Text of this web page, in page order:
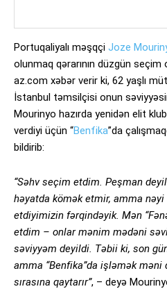
Portuqaliyalı məşqçi Joze
olunmaq qərarının düzgün seçim
az.com xəbər verir ki, 62 yaşlı
İstanbul təmsilçisi onun
Mourinyo hazırda yenidən elit
verdiyi üçün “Benfika”da
bildirib:
“Səhv seçim etdim. Peşman
həyatda kömək etmir, amma
etdiyimizin fərqindəyik. Mən
etdim – onlar mənim mədəni
səviyyəm deyildi. Təbii ki, son
amma “Benfika”da işləmək məni
sırasına qaytarır”, – deyə